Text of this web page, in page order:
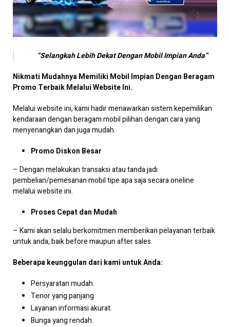
“Selangkah Lebih Dekat Dengan Mobil Impian Anda”
Nikmati Mudahnya Memiliki Mobil Impian Dengan Beragam
Promo Terbaik Melalui Website Ini.
Melalui website ini, kami hadir menawarkan sistem kepemilikan
kendaraan dengan beragam mobil pilihan dengan cara yang
menyenangkan dan juga mudah.
Promo Diskon Besar
– Dengan melakukan transaksi atau tanda jadi
pembelian/pemesanan mobil tipe apa saja secara oneline
melalui website ini.
Proses Cepat dan Mudah
– Kami akan selalu berkomitmen memberikan pelayanan terbaik
untuk anda, baik before maupun after sales.
Beberapa keunggulan dari kami untuk Anda:
Persyaratan mudah.
Tenor yang panjang.
Layanan informasi akurat.
Bunga yang rendah.